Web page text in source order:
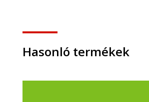
-
500
db/csomag
Hasonló termékek